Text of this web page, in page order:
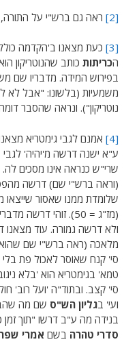
[2] ראה גם ברש"י על
[3]
כעת מצאנו ב'הקדמה
הכריתות כותב שהנוטריקון
בפירוש המידה. מדבריו שם
משמעיות (בלשונו: "אבל לא
נוטריקון"). ונראה שהסבר
[4]
אמנם לגבי גימטריא
ע"א ישנה דרשה מ'יהיה' לגבי
שרי"ש כנראה אינו מסכים
(וראה ברש"י שם) דרשה
שלומדת ממנו שאסור שייצאו
(מז"ג = 50). זוהי
ולא דרשה גמורה. עוד
מלאכה (ראה ברש"י שם
סי' קנח שאוסר לאכול פת בלי
טמא' בגימטריא הוא 'בלא
סי' קצב. ובתוד"ה 'ועל רוב'
ועי' בגליון הש"ס שם מה
בנידה מה ע"ב דרשו "תוך
סדרי טהרה בשם אמרי